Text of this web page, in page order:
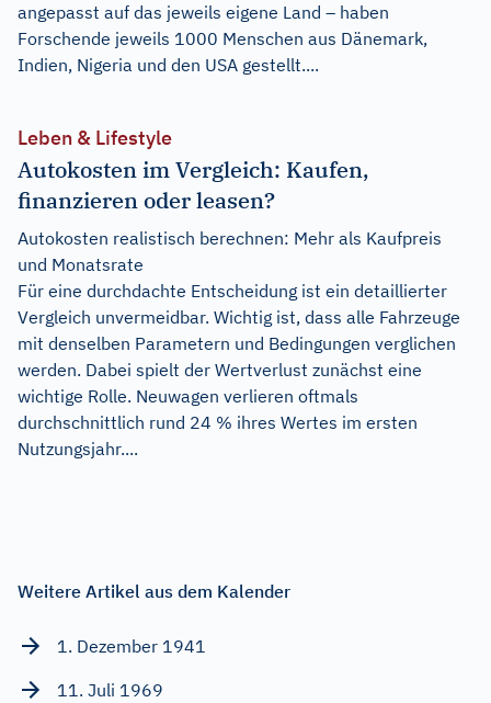
angepasst auf das jeweils eigene Land – haben
Forschende jeweils 1000 Menschen aus Dänemark,
Indien, Nigeria und den USA gestellt....
Leben & Lifestyle
Autokosten im Vergleich: Kaufen,
finanzieren oder leasen?
Autokosten realistisch berechnen: Mehr als Kaufpreis
und Monatsrate
Für eine durchdachte Entscheidung ist ein detaillierter
Vergleich unvermeidbar. Wichtig ist, dass alle Fahrzeuge
mit denselben Parametern und Bedingungen verglichen
werden. Dabei spielt der Wertverlust zunächst eine
wichtige Rolle. Neuwagen verlieren oftmals
durchschnittlich rund 24 % ihres Wertes im ersten
Nutzungsjahr....
Weitere Artikel aus dem Kalender
1. Dezember 1941
11. Juli 1969